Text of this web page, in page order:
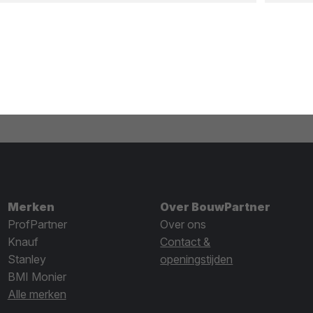
Merken
ProfPartner
Knauf
Stanley
BMI Monier
Alle merken
Over BouwPartner
Over ons
Contact &
openingstijden